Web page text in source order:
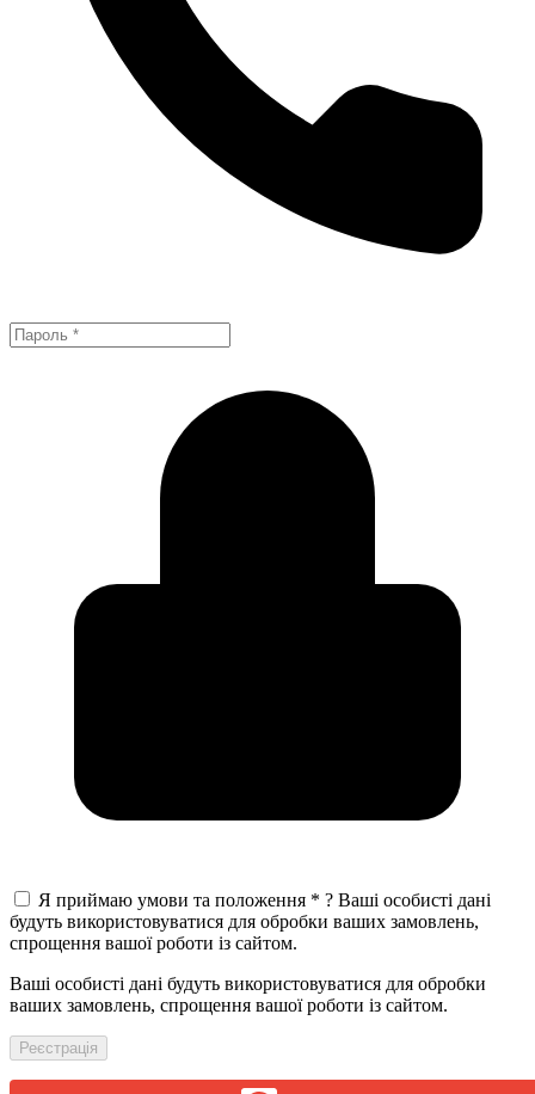
Я приймаю умови та положення * ? Ваші особисті дані
будуть використовуватися для обробки ваших замовлень,
спрощення вашої роботи із сайтом.
Ваші особисті дані будуть використовуватися для обробки
ваших замовлень, спрощення вашої роботи із сайтом.
Реєстрація